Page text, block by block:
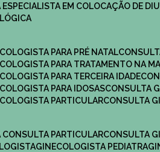
ESPECIALISTA EM COLOCAÇÃO DE DIU
PARA PRÉ NATAL
PARA TRATAMENTO NA
PARA TERCEIRA IDADE
PARA IDOSAS
CONSULTA
PARTICULAR
CONSULTA
CONSULTA PARTICULAR​
CONSULTA
GINECOLOGISTA PEDIATRA​